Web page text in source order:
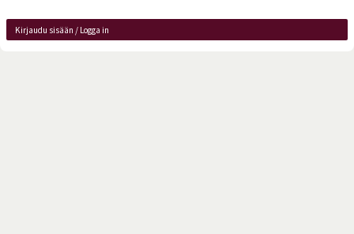
Kirjaudu sisään / Logga in